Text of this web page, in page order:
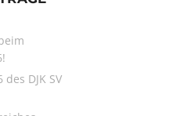
DJK SV